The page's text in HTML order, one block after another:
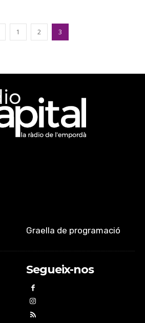
1 2 3
Graella de programació
Segueix-nos